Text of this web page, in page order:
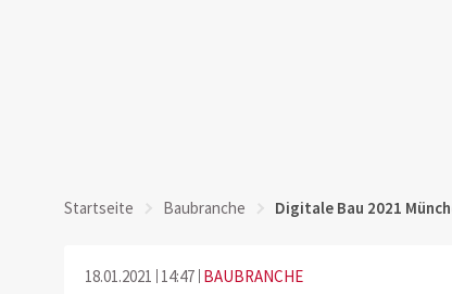
Startseite Baubranche Digitale Bau 2021
18.01.2021 14:47 BAUBRANCHE